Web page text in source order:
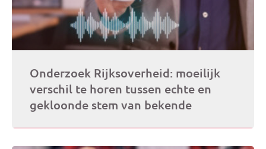
Onderzoek Rijksoverheid: moeilijk
verschil te horen tussen echte en
gekloonde stem van bekende